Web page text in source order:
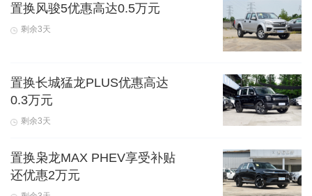
置换风骏5优惠高达0.5万元
剩余3天
置换长城猛龙PLUS优惠高达
0.3万元
剩余3天
置换枭龙MAX PHEV享受补贴
还优惠2万元